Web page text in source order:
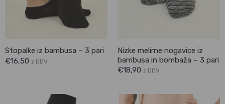
Stopalke iz bambusa – 3 pari
€16,50 z DDV
Nizke melirne nogavice iz
bambusa in bombaža – 3 pari
€18,90 z DDV